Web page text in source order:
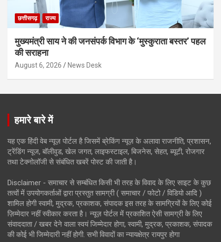
छत्तीसगढ़ राज्य
मुख्यमंत्री साय ने की जनसंपर्क विभाग के ‘मुस्कुराता बस्तर’ पहल
की सराहना
August 6, 2026 News Desk
हमारे बारे में
यह एक हिंदी वेब न्यूज़ पोर्टल है जिसमें ब्रेकिंग न्यूज़ के अलावा राजनीति, प्रशासन,
ट्रेंडिंग न्यूज, बॉलीवुड, खेल जगत, लाइफस्टाइल, बिजनेस, सेहत, ब्यूटी, रोजगार
तथा टेक्नोलॉजी से संबंधित खबरें पोस्ट की जाती है।
Disclaimer - समाचार से सम्बंधित किसी भी तरह के विवाद के लिए साइट के कुछ
तत्वों में उपयोगकर्ताओं द्वारा प्रस्तुत सामग्री ( समाचार / फोटो / विडियो आदि )
शामिल होगी स्वामी, मुद्रक, प्रकाशक, संपादक इस तरह के सामग्रियों के लिए कोई
ज़िम्मेदार नहीं स्वीकार करता है। न्यूज़ पोर्टल में प्रकाशित ऐसी सामग्री के लिए
संवाददाता / खबर देने वाला स्वयं जिम्मेदार होगा, स्वामी, मुद्रक, प्रकाशक, संपादक
की कोई भी जिम्मेदारी नहीं होगी. सभी विवादों का न्यायक्षेत्र रायपुर होगा